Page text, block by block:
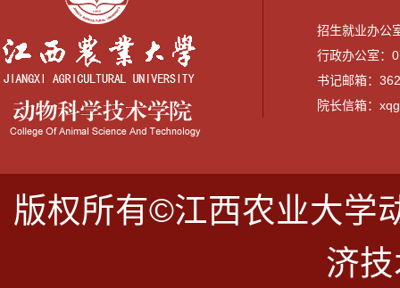
招生就业办公
行政办公室：
书记邮箱：
院长信箱：
版权所有©江西农业大学
济